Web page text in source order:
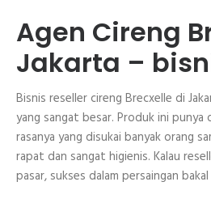
Agen Cireng
Jakarta –
Bisnis reseller cireng Brecxelle di
yang sangat besar. Produk ini punya
rasanya yang disukai banyak orang
rapat dan sangat higienis. Kalau
pasar, sukses dalam persaingan